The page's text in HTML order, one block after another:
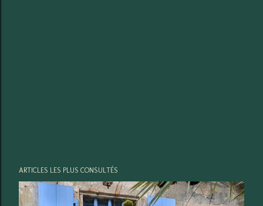
ARTICLES LES PLUS CONSULTÉS